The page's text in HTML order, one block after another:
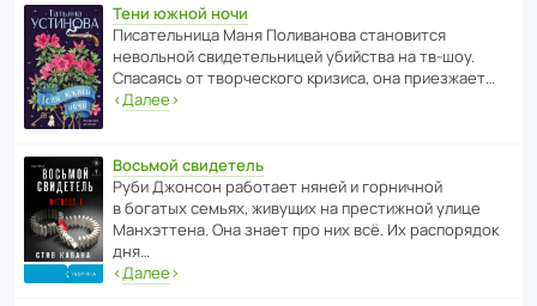
Тени южной ночи
Писа­тель­ница Маня Поли­ва­нова стано­вится
невольной свиде­тель­ницей убийства на тв-шоу.
Спасаясь от твор­че­с­кого кризиса, она приезжает…
‹Далее›
Восьмой свидетель
Руби Джонсон рабо­тает няней и горни­чной
в богатых семьях, живущих на прес­ти­жной улице
Манх­эт­тена. Она знает про них всё. Их распо­рядок
дня…
‹Далее›